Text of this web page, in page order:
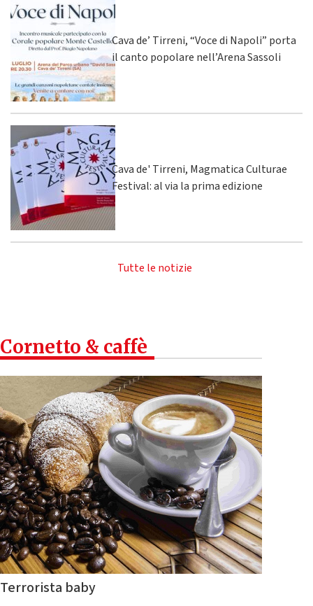
Cava de’ Tirreni, “Voce di Napoli” porta
il canto popolare nell’Arena Sassoli
Cava de' Tirreni, Magmatica Culturae
Festival: al via la prima edizione
Tutte le notizie
Cornetto & caffè
Terrorista baby